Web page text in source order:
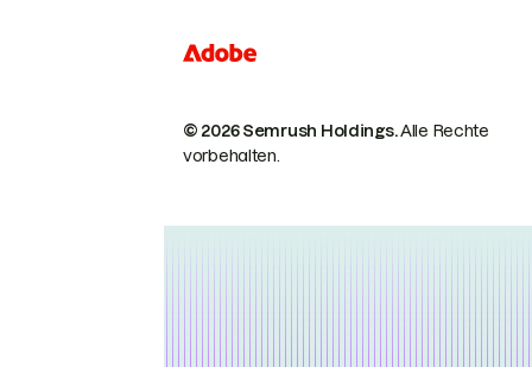
© 2026 Semrush Holdings.Alle Rechte
vorbehalten.